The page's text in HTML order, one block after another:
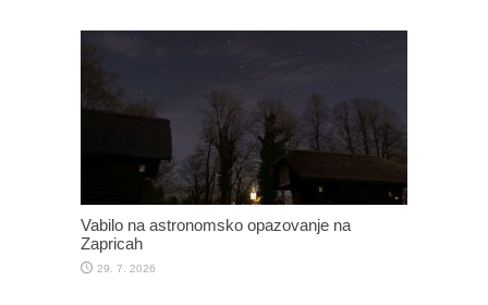
Vabilo na astronomsko opazovanje na
Zapricah
29. 7. 2026